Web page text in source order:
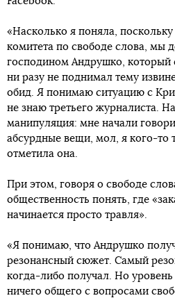
«Насколько я поняла,
комитета по свободе слова, мы
господином Андрушко, который
ни разу не поднимал тему
обид. Я понимаю ситуацию с
не знаю третьего журналиста.
манипуляция: мне начали
абсурдные вещи, мол, я кого-то
отметила она.
При этом, говоря о свободе
общественность понять, где
начинается просто травля».
«Я понимаю, что Андрушко
резонансный сюжет. Самый
когда-либо получал. Но уровень
ничего общего с вопросами